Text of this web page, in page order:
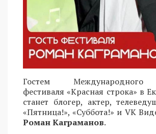
Гостем Международного
фестиваля «Красная строка» в
станет блогер, актер,
«Пятница!», «Суббота!» и VK
Роман Каграманов.